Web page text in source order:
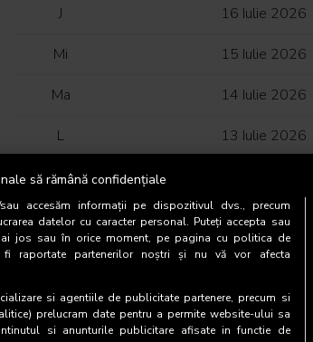
J 16 Iulie 2026
Mi 15 Iulie 2026
Ma 14 Iulie 2026
L 13 Iulie 2026
D
S 11 Iulie 2026
V 10 Iulie 2026
J 9 Iulie 2026
să rămână confidențiale
accesăm informații pe dispozitivul dvs., precum
datelor cu caracter personal. Puteți accepta sau
jos sau în orice moment, pe pagina cu politica de
fi raportate partenerilor noștri și nu vă vor afecta
si agentiile de publicitate partenere, precum si
prelucram date pentru a permite website-ului sa
si anunturile publicitare afisate in functie de